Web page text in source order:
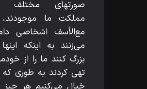
صورتهاى مختلف
مملكت ما
مع‌الأسف اشخاصى
مى‌زنند به اينكه اينها
بزرگ كنند ما را از
تهى كردند به طورى كه
خيال مى‌كنيم هر چيز